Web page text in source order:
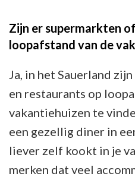
Zijn er supermarkten
loopafstand van de
Ja, in het Sauerland
en restaurants op
vakantiehuizen te
een gezellig diner in
liever zelf kookt in je
merken dat veel